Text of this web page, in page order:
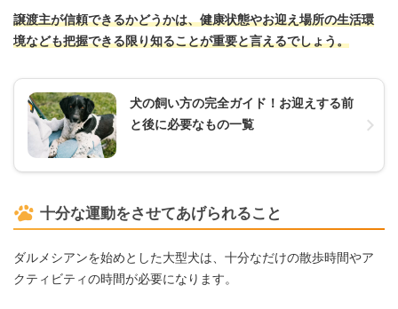
譲渡主が信頼できるかどうかは、健康状態やお迎え場所の生活環
境なども把握できる限り知ることが重要と言えるでしょう。
犬の飼い方の完全ガイド！お迎えする前
と後に必要なもの一覧
十分な運動をさせてあげられること
ダルメシアンを始めとした大型犬は、十分なだけの散歩時間やア
クティビティの時間が必要になります。